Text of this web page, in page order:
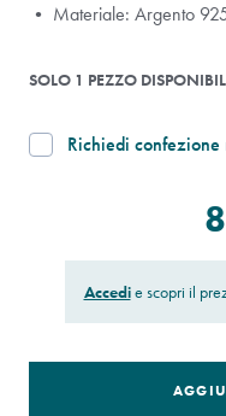
• Materiale: Argento
SOLO 1 PEZZO
Richiedi
Accedie scopri il